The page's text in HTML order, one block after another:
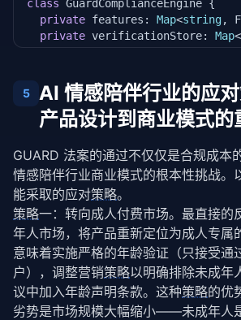
class GuardComplianceEngine {
private features: Map<string,
private verificationStore: Map<
this.features = new Map();
this.verificationStore = new
this.
/**
* 注册产品中的所有功能，标注其情感
   */
private
// 情感陪伴功能（GUARD 法案监管
this.features.set(
      featureId:
'romantic_chat'
,
      minAge:
18,
      riskLevel:
'high'
5
AI 情感陪伴行业的应
产品设计到商业模式的
GUARD 法案的通过不仅仅是合规成本
情感陪伴行业商业模式的根本性挑战。
能采取的应对策略。
策略一：转向成人付费市场。最直接的
年人市场，将产品重新定位为成人专属
意味着实施严格的年龄验证（只接受通
户），调整营销策略以明确排除未成年
议中加入年龄声明条款。这种策略的优
劣势是市场规模大幅缩小——未成年人